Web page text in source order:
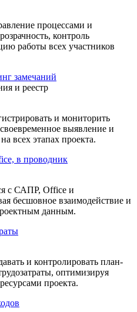
процессами и
контроль
работы всех участников
замечаний
и реестр
и мониторить
выявление и
всех этапах проекта.
в проводник
с САПР, Office и
бесшовное взаимодействие и
данным.
и контролировать план-
оптимизируя
проекта.